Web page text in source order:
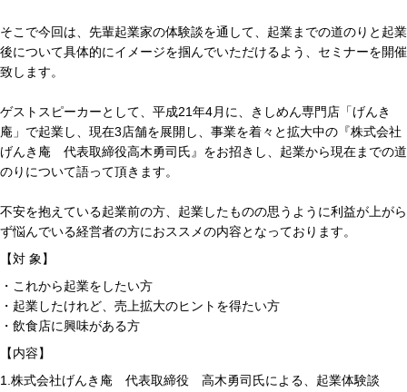
そこで今回は、先輩起業家の体験談を通して、起業までの道のりと起業
後について具体的にイメージを掴んでいただけるよう、セミナーを開催
致します。
ゲストスピーカーとして、平成21年4月に、きしめん専門店「げんき
庵」で起業し、現在3店舗を展開し、事業を着々と拡大中の『株式会社
げんき庵 代表取締役高木勇司氏』をお招きし、起業から現在までの道
のりについて語って頂きます。
不安を抱えている起業前の方、起業したものの思うように利益が上がら
ず悩んでいる経営者の方におススメの内容となっております。
【対 象】
・これから起業をしたい方
・起業したけれど、売上拡大のヒントを得たい方
・飲食店に興味がある方
【内容】
1.株式会社げんき庵 代表取締役 高木勇司氏による、起業体験談